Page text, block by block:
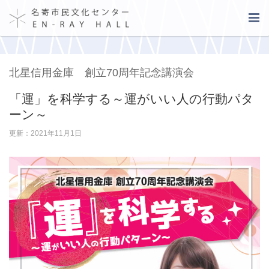
北星信用金庫 創立70周年記念講演会
「運」を科学する～運がいい人の行動パタ
ーン～
更新：2021年11月1日